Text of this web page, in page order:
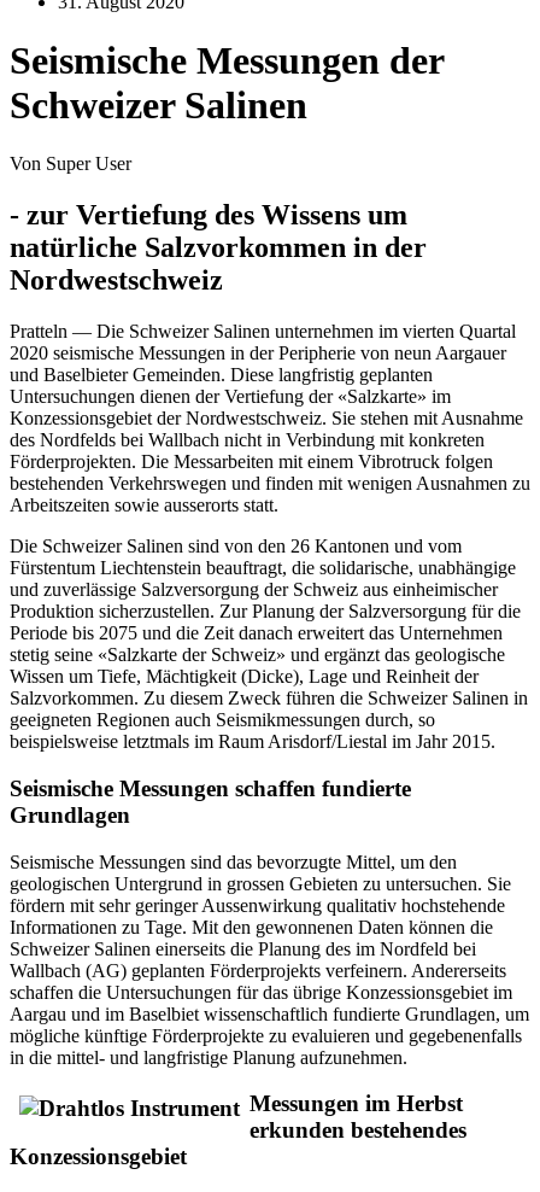
Seismische Messungen der
Schweizer Salinen
Von Super User
- zur Vertiefung des Wissens um
natürliche Salzvorkommen in der
Nordwestschweiz
Pratteln — Die Schweizer Salinen unternehmen im vierten Quartal
2020 seismische Messungen in der Peripherie von neun Aargauer
und Baselbieter Gemeinden. Diese langfristig geplanten
Untersuchungen dienen der Vertiefung der «Salzkarte» im
Konzessionsgebiet der Nordwestschweiz. Sie stehen mit Ausnahme
des Nordfelds bei Wallbach nicht in Verbindung mit konkreten
Förderprojekten. Die Messarbeiten mit einem Vibrotruck folgen
bestehenden Verkehrswegen und finden mit wenigen Ausnahmen zu
Arbeitszeiten sowie ausserorts statt.
Die Schweizer Salinen sind von den 26 Kantonen und vom
Fürstentum Liechtenstein beauftragt, die solidarische, unabhängige
und zuverlässige Salzversorgung der Schweiz aus einheimischer
Produktion sicherzustellen. Zur Planung der Salzversorgung für die
Periode bis 2075 und die Zeit danach erweitert das Unternehmen
stetig seine «Salzkarte der Schweiz» und ergänzt das geologische
Wissen um Tiefe, Mächtigkeit (Dicke), Lage und Reinheit der
Salzvorkommen. Zu diesem Zweck führen die Schweizer Salinen in
geeigneten Regionen auch Seismikmessungen durch, so
beispielsweise letztmals im Raum Arisdorf/Liestal im Jahr 2015.
Seismische Messungen schaffen fundierte
Grundlagen
Seismische Messungen sind das bevorzugte Mittel, um den
geologischen Untergrund in grossen Gebieten zu untersuchen. Sie
fördern mit sehr geringer Aussenwirkung qualitativ hochstehende
Informationen zu Tage. Mit den gewonnenen Daten können die
Schweizer Salinen einerseits die Planung des im Nordfeld bei
Wallbach (AG) geplanten Förderprojekts verfeinern. Andererseits
schaffen die Untersuchungen für das übrige Konzessionsgebiet im
Aargau und im Baselbiet wissenschaftlich fundierte Grundlagen, um
mögliche künftige Förderprojekte zu evaluieren und gegebenenfalls
in die mittel- und langfristige Planung aufzunehmen.
Messungen im Herbst
erkunden bestehendes
Konzessionsgebiet